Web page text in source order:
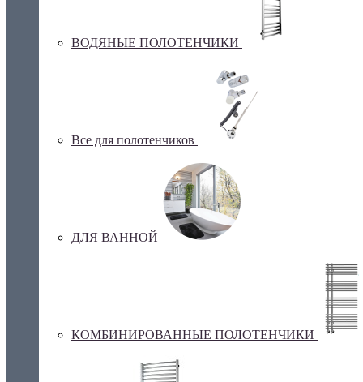
ВОДЯНЫЕ ПОЛОТЕНЧИКИ
Все для полотенчиков
ДЛЯ ВАННОЙ
КОМБИНИРОВАННЫЕ ПОЛОТЕНЧИКИ